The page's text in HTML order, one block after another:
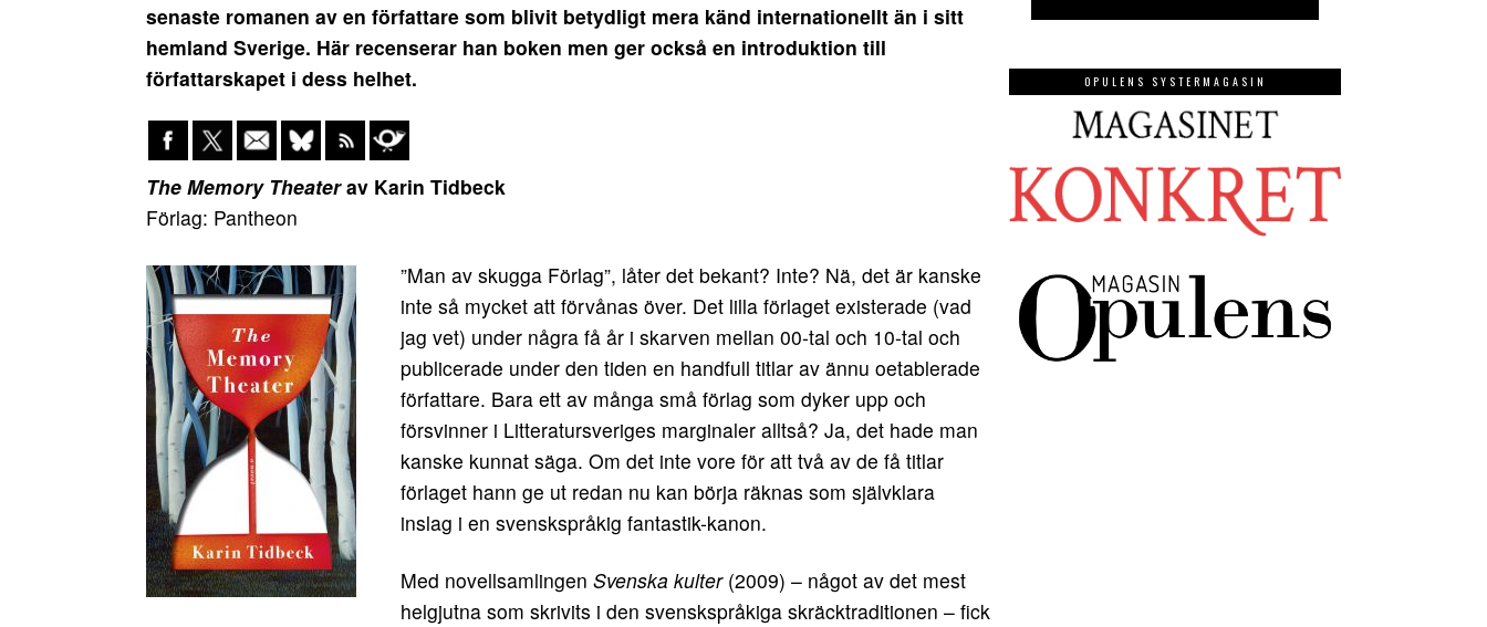
senaste romanen av en författare som blivit betydligt mera känd internationellt än i sitt
hemland Sverige. Här recenserar han boken men ger också en introduktion till
författarskapet i dess helhet.
The Memory Theaterav Karin Tidbeck
Förlag: Pantheon
”Man av skugga Förlag”, låter det bekant? Inte? Nä, det är kanske
inte så mycket att förvånas över. Det lilla förlaget existerade (vad
jag vet) under några få år i skarven mellan 00-tal och 10-tal och
publicerade under den tiden en handfull titlar av ännu oetablerade
författare. Bara ett av många små förlag som dyker upp och
försvinner i Litteratursveriges marginaler alltså? Ja, det hade man
kanske kunnat säga. Om det inte vore för att två av de få titlar
förlaget hann ge ut redan nu kan börja räknas som självklara
inslag i en svenskspråkig fantastik-kanon.
Med novellsamlingen Svenska kulter (2009) – något av det mest
helgjutna som skrivits i den svenskspråkiga skräcktraditionen – fick
OPULENS SYSTERMAGASIN